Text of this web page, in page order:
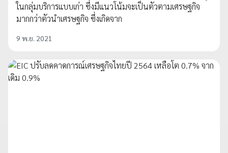
ในกลุ่มบริการแบบเก่า ซึ่งมีแนวโน้มจะเป็นตัวตามเศรษฐกิจ
มากกว่าตัวนำเศรษฐกิจ ซึ่งเกิดจาก
9 พ.ย. 2021